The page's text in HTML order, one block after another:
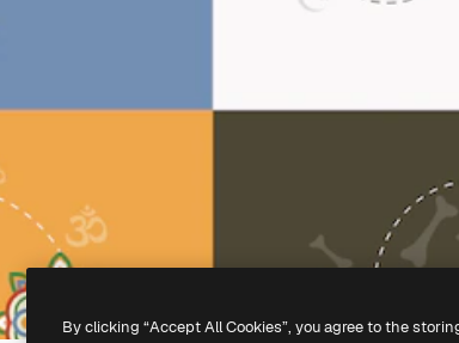
By clicking “Accept All Cookies”, you agree to the